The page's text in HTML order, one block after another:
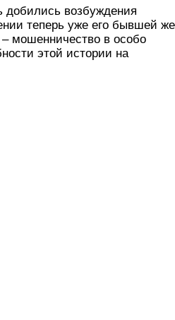
добились возбуждения
теперь уже его бывшей
мошенничество в особо
этой истории на